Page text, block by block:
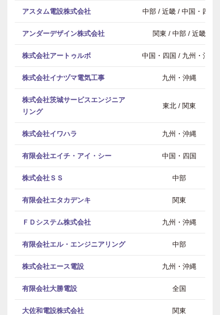
アスタム電設株式会社 中部 / 近畿 / 中国・四国
アンダーデザイン株式会社 関東 / 中部 / 近畿
株式会社アートゥルボ 中国・四国 / 九州・沖縄
株式会社イナヅマ電気工事 九州・沖縄
株式会社茨城サービスエンジニア
リング
東北 / 関東
株式会社イワハラ 九州・沖縄
有限会社エイチ・アイ・シー 中国・四国
株式会社ＳＳ 中部
有限会社エタカデンキ 関東
ＦＤシステム株式会社 九州・沖縄
有限会社エル・エンジニアリング 中部
株式会社エース電設 九州・沖縄
有限会社大勝電設 全国
大佐和電設株式会社 関東